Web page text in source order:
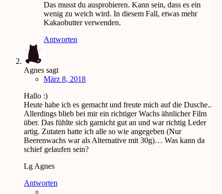
Das musst du ausprobieren. Kann sein, dass es ein
wenig zu weich wird. In diesem Fall, etwas mehr
Kakaobutter verwenden.
Antworten
Agnes sagt
März 8, 2018
Hallo :)
Heute habe ich es gemacht und freute mich auf die Dusche..
Allerdings blieb bei mir ein richtiger Wachs ähnlicher Film
über. Das fühlte sich garnicht gut an und war richtig Leder
artig. Zutaten hatte ich alle so wie angegeben (Nur
Beerenwachs war als Alternative mit 30g)… Was kann da
schief gelaufen sein?
Lg Agnes
Antworten